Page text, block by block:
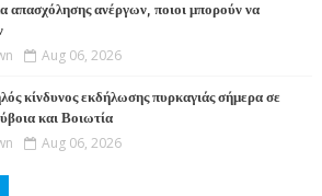
απασχόλησης ανέργων, ποιοι μπορούν να
Aug 06, 2026
κίνδυνος εκδήλωσης πυρκαγιάς σήμερα σε
και Βοιωτία
Aug 06, 2026